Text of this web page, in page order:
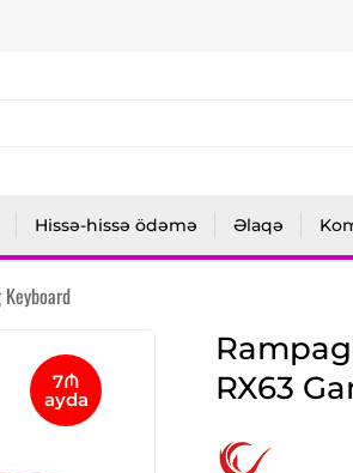
Hissə-hissə ödəmə Əlaqə
7₼
ayda
RX63